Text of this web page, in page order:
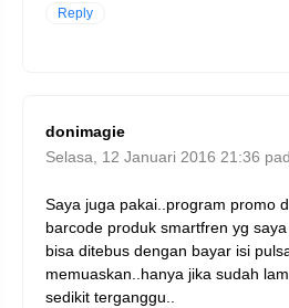
Reply
donimagie
Selasa, 12 Januari 2016 21:36
Saya juga pakai..program promo
barcode produk smartfren yg
bisa ditebus dengan bayar isi
memuaskan..hanya jika sudah
sedikit terganggu..